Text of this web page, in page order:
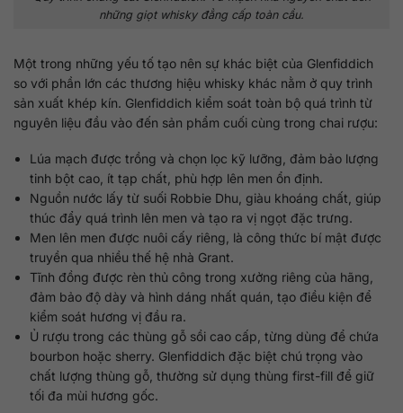
những giọt whisky đẳng cấp toàn cầu.
Một trong những yếu tố tạo nên sự khác biệt của Glenfiddich
so với phần lớn các thương hiệu whisky khác nằm ở quy trình
sản xuất khép kín. Glenfiddich kiểm soát toàn bộ quá trình từ
nguyên liệu đầu vào đến sản phẩm cuối cùng trong chai rượu:
Lúa mạch được trồng và chọn lọc kỹ lưỡng, đảm bảo lượng
tinh bột cao, ít tạp chất, phù hợp lên men ổn định.
Nguồn nước lấy từ suối Robbie Dhu, giàu khoáng chất, giúp
thúc đẩy quá trình lên men và tạo ra vị ngọt đặc trưng.
Men lên men được nuôi cấy riêng, là công thức bí mật được
truyền qua nhiều thế hệ nhà Grant.
Tĩnh đồng được rèn thủ công trong xưởng riêng của hãng,
đảm bảo độ dày và hình dáng nhất quán, tạo điều kiện để
kiểm soát hương vị đầu ra.
Ủ rượu trong các thùng gỗ sồi cao cấp, từng dùng để chứa
bourbon hoặc sherry. Glenfiddich đặc biệt chú trọng vào
chất lượng thùng gỗ, thường sử dụng thùng first-fill để giữ
tối đa mùi hương gốc.